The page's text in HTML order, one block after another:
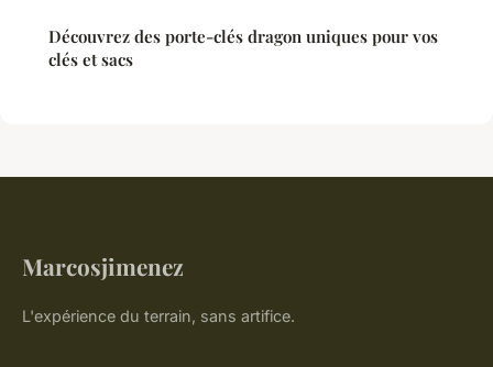
Découvrez des porte-clés dragon uniques pour vos
clés et sacs
Marcosjimenez
L'expérience du terrain, sans artifice.